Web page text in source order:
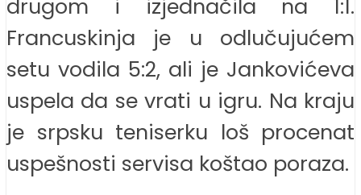
drugom i izjednačila na 1:1.
Francuskinja je u odlučujućem
setu vodila 5:2, ali je Jankovićeva
uspela da se vrati u igru. Na kraju
je srpsku teniserku loš procenat
uspešnosti servisa koštao poraza.